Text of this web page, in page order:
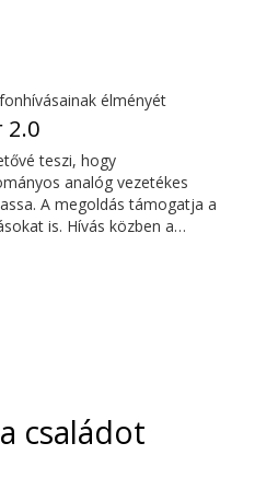
kompatibilis
illetve nyilvános
hurokrendszerek
élményét
2.0
teszi, hogy
analóg vezetékes
A megoldás támogatja a
is. Hívás közben a
családot